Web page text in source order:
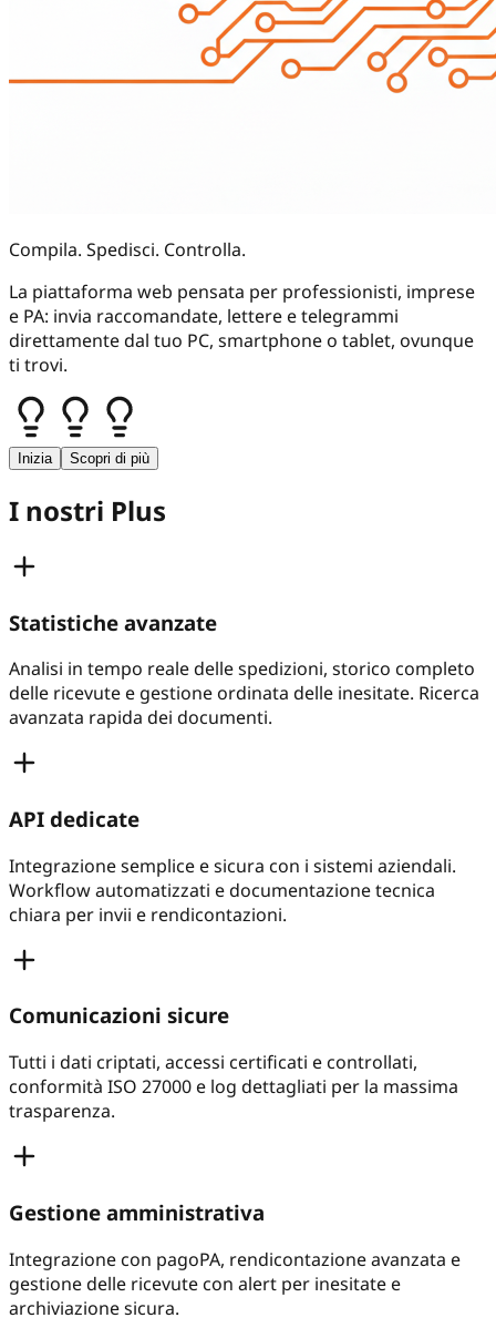
Compila. Spedisci. Controlla.
La piattaforma web pensata per professionisti, imprese
e PA: invia raccomandate, lettere e telegrammi
direttamente dal tuo PC, smartphone o tablet, ovunque
ti trovi.
Inizia Scopri di più
I nostri Plus
Statistiche avanzate
Analisi in tempo reale delle spedizioni, storico completo
delle ricevute e gestione ordinata delle inesitate. Ricerca
avanzata rapida dei documenti.
API dedicate
Integrazione semplice e sicura con i sistemi aziendali.
Workflow automatizzati e documentazione tecnica
chiara per invii e rendicontazioni.
Comunicazioni sicure
Tutti i dati criptati, accessi certificati e controllati,
conformità ISO 27000 e log dettagliati per la massima
trasparenza.
Gestione amministrativa
Integrazione con pagoPA, rendicontazione avanzata e
gestione delle ricevute con alert per inesitate e
archiviazione sicura.